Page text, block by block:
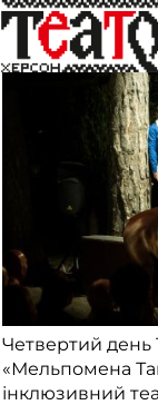
14 вересня
Четвертий день
«Мельпомена
інклюзивний